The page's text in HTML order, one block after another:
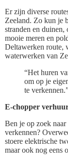
Er zijn diverse
Zeeland. Zo kun je
stranden en
mooie meren en
Deltawerken route,
waterwerken van
“Het huren
om op je
te
E-chopper
Ben je op zoek
verkennen?
stoere elektrische
maar ook nog eens